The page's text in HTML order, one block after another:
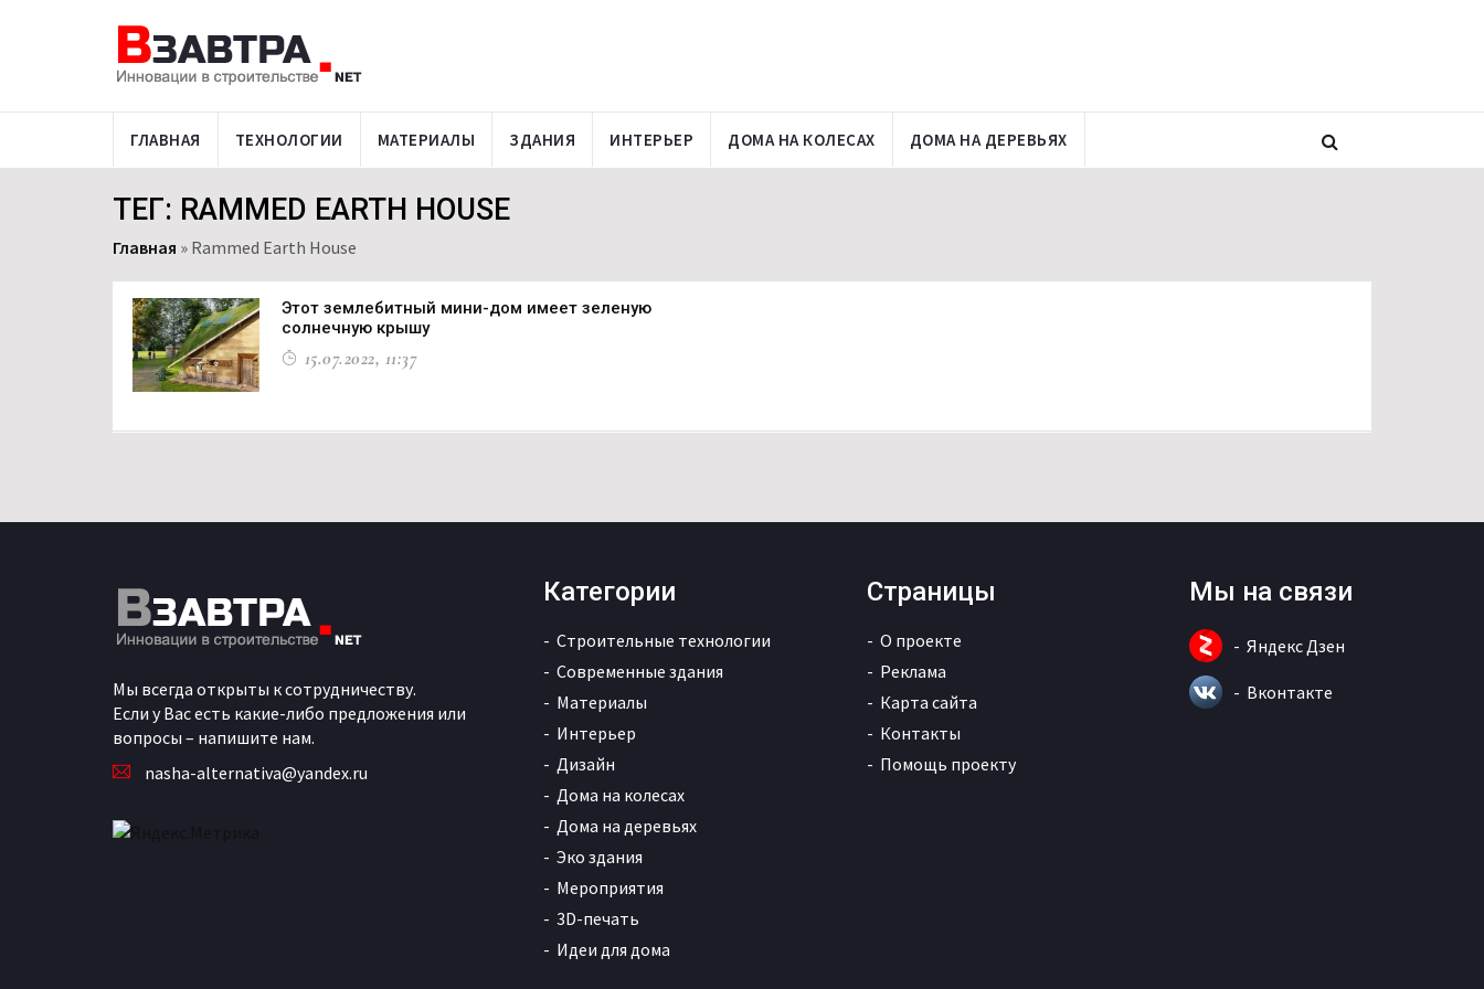
ГЛАВНАЯ ТЕХНОЛОГИИ МАТЕРИАЛЫ ЗДАНИЯ ИНТЕРЬЕР ДОМА НА КОЛЕСАХ ДОМА НА ДЕРЕВЬЯХ
ТЕГ: RAMMED EARTH HOUSE
Главная » Rammed Earth House
Этот землебитный мини-дом имеет зеленую
солнечную крышу
15.07.2022, 11:37
Мы всегда открыты к сотрудничеству.
Если у Вас есть какие-либо предложения или
вопросы – напишите нам.
nasha-alternativa@yandex.ru
Категории
Строительные технологии
Современные здания
Материалы
Интерьер
Дизайн
Дома на колесах
Дома на деревьях
Эко здания
Мероприятия
3D-печать
Идеи для дома
Страницы
О проекте
Реклама
Карта сайта
Контакты
Помощь проекту
Мы на связи
Яндекс Дзен
Вконтакте